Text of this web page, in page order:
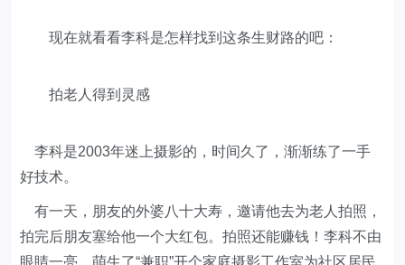
现在就看看李科是怎样找到这条生财路的吧：
拍老人得到灵感
李科是2003年迷上摄影的，时间久了，渐渐练了一手
好技术。
有一天，朋友的外婆八十大寿，邀请他去为老人拍照，
拍完后朋友塞给他一个大红包。拍照还能赚钱！李科不由
眼睛一亮，萌生了“兼职”开个家庭摄影工作室为社区居民